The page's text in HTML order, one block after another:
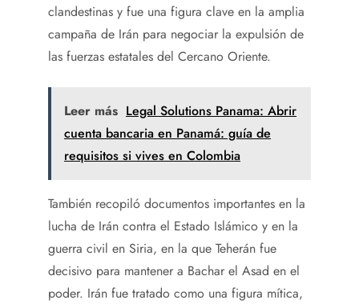
clandestinas y fue una figura clave en la amplia
campaña de Irán para negociar la expulsión de
las fuerzas estatales del Cercano Oriente.
Leer más Legal Solutions Panama: Abrir
cuenta bancaria en Panamá: guía de
requisitos si vives en Colombia
También recopiló documentos importantes en la
lucha de Irán contra el Estado Islámico y en la
guerra civil en Siria, en la que Teherán fue
decisivo para mantener a Bachar el Asad en el
poder. Irán fue tratado como una figura mítica,